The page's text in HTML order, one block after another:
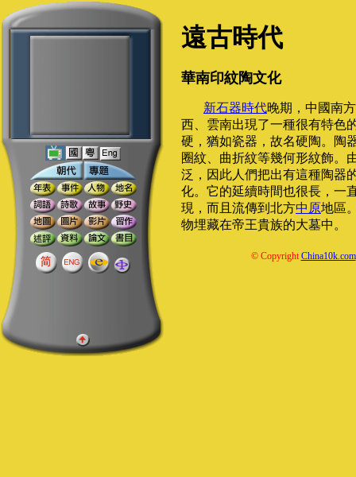
遠古時代
華南印紋陶文化
新石器時代晚期，中國南
西、雲南出現了一種很有特色
硬，猶如瓷器，故名硬陶。陶
圈紋、曲折紋等幾何形紋飾。
泛，因此人們把出有這種陶器
化。它的延續時間也很長，一
現，而且流傳到北方中原地區
物埋藏在帝王貴族的大墓中。
© CopyrightChina10k.com